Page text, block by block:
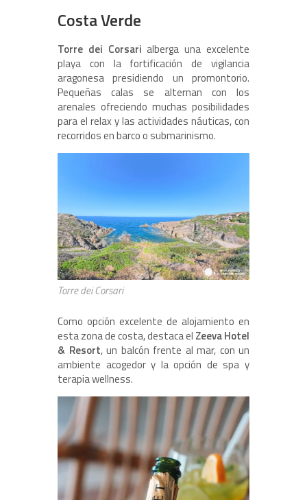
Costa Verde
Torre dei Corsari alberga una excelente
playa con la fortificación de vigilancia
aragonesa presidiendo un promontorio.
Pequeñas calas se alternan con los
arenales ofreciendo muchas posibilidades
para el relax y las actividades náuticas, con
recorridos en barco o submarinismo.
Torre dei Corsari
Como opción excelente de alojamiento en
esta zona de costa, destaca el Zeeva Hotel
& Resort, un balcón frente al mar, con un
ambiente acogedor y la opción de spa y
terapia wellness.